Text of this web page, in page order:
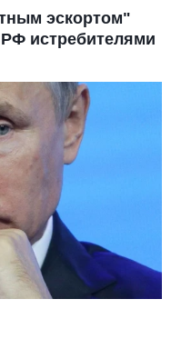
эскортом"
истребителями